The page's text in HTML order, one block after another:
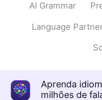
AI Grammar
Language
Aprenda
milhões de